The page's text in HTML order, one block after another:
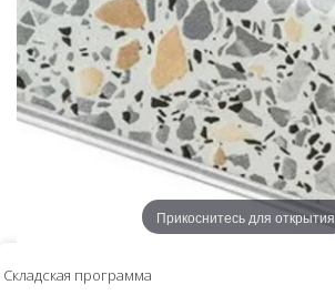
Прикоснитесь для открытия
Складская программа